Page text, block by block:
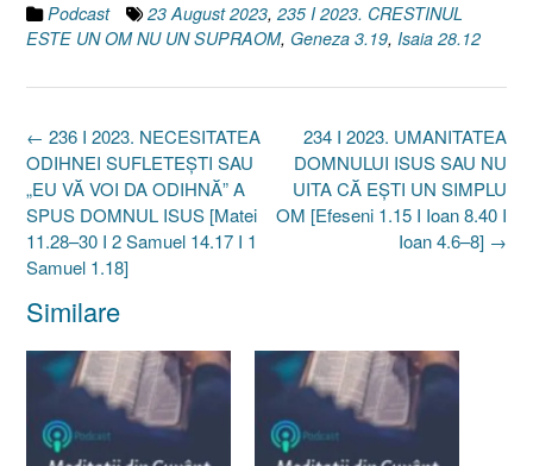
Podcast 23 August 2023, 235 I 2023. CRESTINUL
ESTE UN OM NU UN SUPRAOM, Geneza 3.19, Isaia 28.12
Post
navigation
234 I 2023. UMANITATEA
DOMNULUI ISUS SAU NU
UITA CĂ EȘTI UN SIMPLU
OM [Efeseni 1.15 I Ioan 8.40 I
Ioan 4.6–8] →
← 236 I 2023. NECESITATEA
ODIHNEI SUFLETEȘTI SAU
„EU VĂ VOI DA ODIHNĂ” A
SPUS DOMNUL ISUS [Matei
11.28–30 I 2 Samuel 14.17 I 1
Samuel 1.18]
Similare